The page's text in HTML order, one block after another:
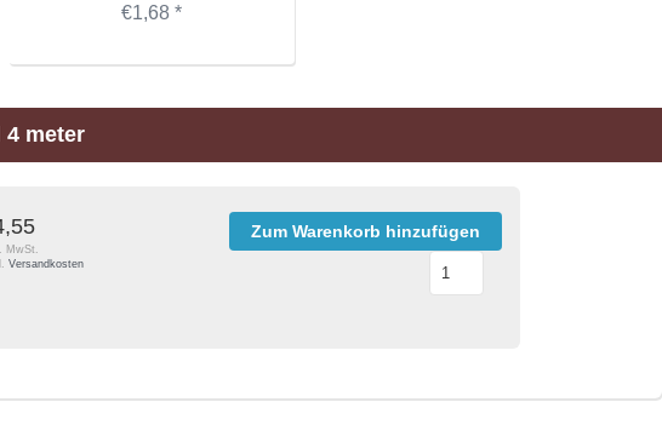
€1,68 *
4 meter
MwSt.
Versandkosten
Zum Warenkorb hinzufügen